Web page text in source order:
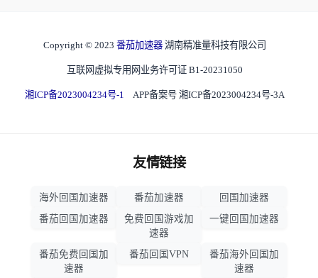
Copyright © 2023 番茄加速器 湖南精准量科技有限公司
互联网虚拟专用网业务许可证 B1-20231050
湘ICP备2023004234号-1 APP备案号 湘ICP备2023004234号-3A
友情链接
海外回国加速器 番茄加速器
回国加速器
番茄回国加速器
免费回国游戏加
速器
一键回国加速器
番茄免费回国加
速器
番茄回国VPN
番茄海外回国加
速器